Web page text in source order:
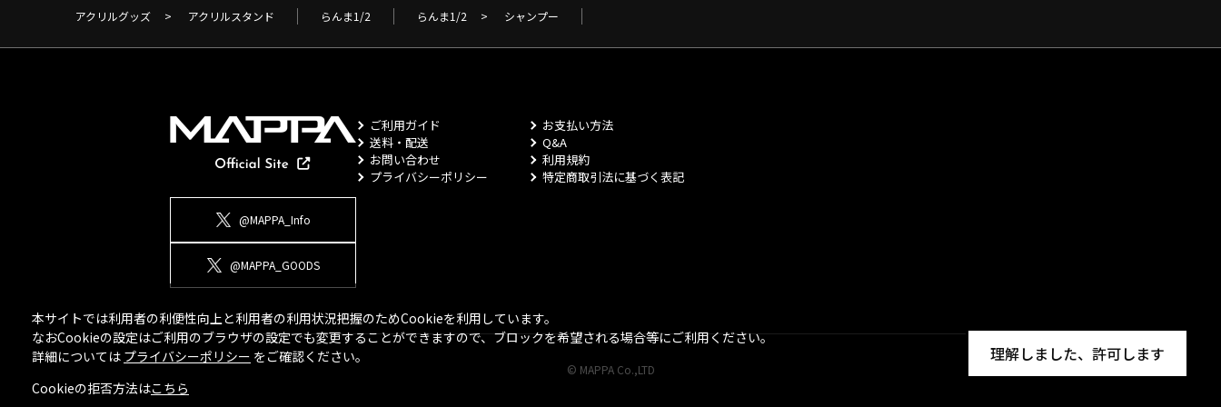
アクリルグッズ > アクリルスタンド らんま1/2 らんま1/2 > シャンプー
@MAPPA_Info
@MAPPA_GOODS
ご利用ガイド
お支払い方法
送料・配送
Q&A
お問い合わせ
利用規約
プライバシーポリシー
特定商取引法に基づく表記
© MAPPA Co.,LTD
本サイトでは利用者の利便性向上と利用者の利用状況把握のためCookieを利用しています。
なおCookieの設定はご利用のブラウザの設定でも変更することができますので、ブロックを希望される場合等にご利用ください。
詳細については プライバシーポリシー をご確認ください。
Cookieの拒否方法はこちら
理解しました、許可します